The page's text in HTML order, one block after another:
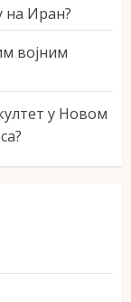
на Иран?
војним
у Новом